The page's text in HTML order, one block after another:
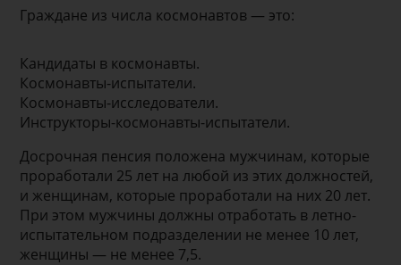
Граждане из числа космонавтов — это:
Кандидаты в космонавты.
Космонавты-испытатели.
Космонавты-исследователи.
Инструкторы-космонавты-испытатели.
Досрочная пенсия положена мужчинам, которые
проработали 25 лет на любой из этих должностей,
и женщинам, которые проработали на них 20 лет.
При этом мужчины должны отработать в летно-
испытательном подразделении не менее 10 лет,
женщины — не менее 7,5.